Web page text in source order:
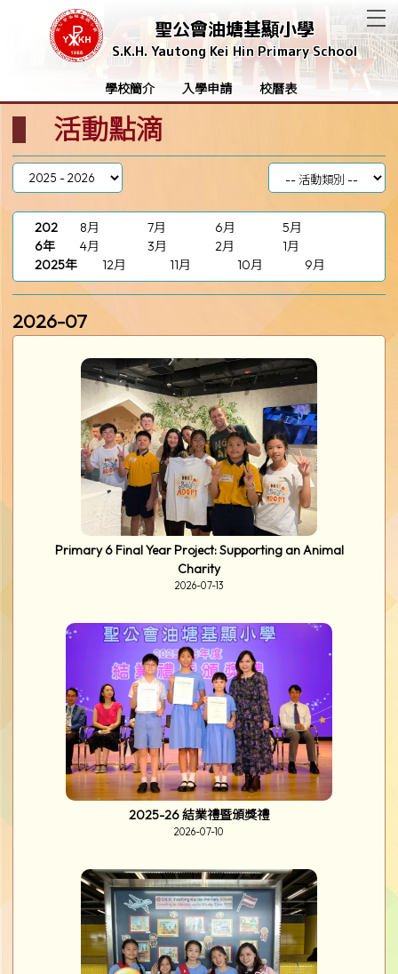
聖公會油塘基顯小學
S.K.H. Yautong Kei Hin Primary School
學校簡介 入學申請 校曆表
活動點滴
202
6年
8月 7月 6月
5月
4月
3月 2月
1月
2025年
12月 11月 10月 9月
2026-07
Primary 6 Final Year Project: Supporting an Animal
Charity
2026-07-13
2025-26 結業禮暨頒獎禮
2026-07-10